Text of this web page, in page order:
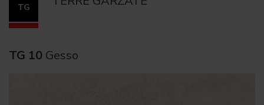
TG
TG 10 Gesso